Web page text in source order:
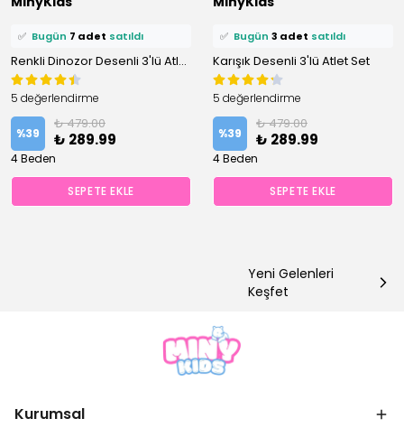
11 kişi
✅ Bugün 7 adet satıldı
Renkli Dinozor Desenli 3'lü Atlet Set
5 değerlendirme
%39
₺ 479.00
₺ 289.99
4 Beden
SEPETE EKLE
7 kişi
✅ Bugün 3 adet satıldı
Karışık Desenli 3'lü Atlet Set
5 değerlendirme
%39
₺ 479.00
₺ 289.99
4 Beden
SEPETE EKLE
Yeni Gelenleri
Keşfet
Kurumsal